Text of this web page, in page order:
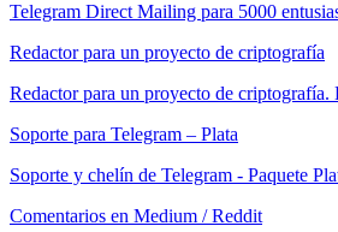
Telegram Direct Mailing para 5000
Redactor para un proyecto de criptografía
Redactor para un proyecto de criptografía.
Soporte para Telegram – Plata
Soporte y chelín de Telegram - Paquete
Comentarios en Medium / Reddit